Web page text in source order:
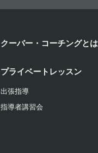
クーバー・コーチングとは
プライベートレッスン
出張指導
指導者講習会